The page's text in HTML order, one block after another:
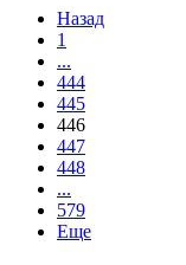
Назад
1
...
444
445
446
447
448
...
579
Еще